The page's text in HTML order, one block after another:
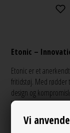
Vi
Etonic –
Etonic er et
fritidstøj. Med rødder
design og
komfortable og
hverdagsbrugere.
eksklusivt udvalg af